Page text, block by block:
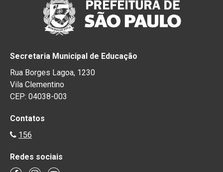
Secretaria Municipal de Educação
Rua Borges Lagoa, 1230
Vila Clementino
CEP: 04038-003
Contatos
156
Redes sociais